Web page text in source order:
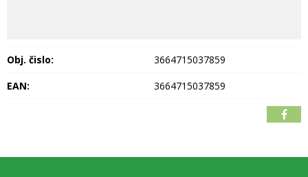
Obj. čislo:
3664715037859
EAN:
3664715037859